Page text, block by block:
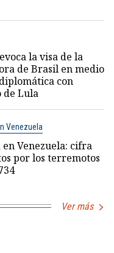
la visa de la
de Brasil en medio
con
de Lula
Venezuela
Venezuela: cifra
por los terremotos
Ver más